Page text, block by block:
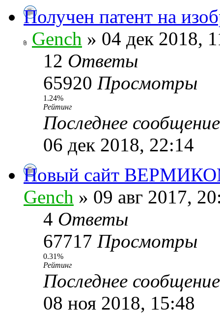
Получен патент на
Gench » 04 дек 2018,
12 Ответы
65920 Просмотры
1.24%
Рейтинг
Последнее
06 дек 2018, 22:14
Новый сайт
Gench » 09 авг 2017,
4 Ответы
67717 Просмотры
0.31%
Рейтинг
Последнее
08 ноя 2018, 15:48